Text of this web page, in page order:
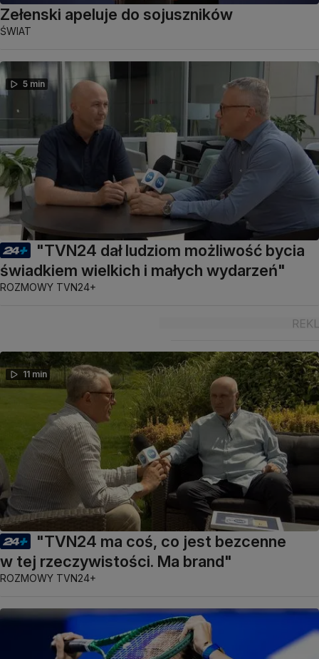
Zełenski apeluje do sojuszników
ŚWIAT
5 min
"TVN24 dał ludziom możliwość bycia
świadkiem wielkich i małych wydarzeń"
ROZMOWY TVN24+
11 min
"TVN24 ma coś, co jest bezcenne
w tej rzeczywistości. Ma brand"
ROZMOWY TVN24+